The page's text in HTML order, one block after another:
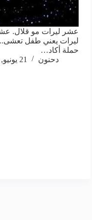
عشر ليرات مو قلال.
ليرات يعني طفل تعشى..
حملة أكاد…
دحنون
21 يونيو, 2013